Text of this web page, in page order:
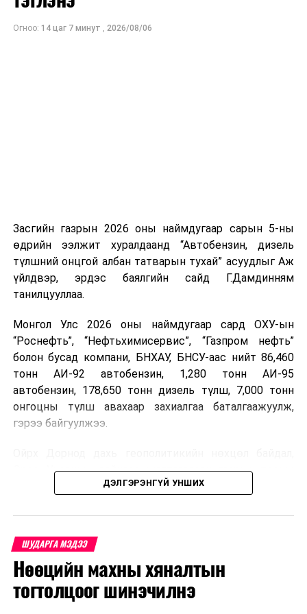
Ухаалаг камерын системийг найман чиглэлээр
ашиглаж байна
Огноо: 14 цаг 7 минут , 2026/08/06
Засгийн газрын 2026 оны наймдугаар сарын 5-ны
өдрийн ээлжит хуралдаанд “Автобензин, дизель
түлшний онцгой албан татварын тухай” асуудлыг Аж
үйлдвэр, эрдэс баялгийн сайд Г.Дамдинням
танилцууллаа.
Монгол Улс 2026 оны наймдугаар сард ОХУ-ын
“Роснефть”, “Нефтьхимисервис”, “Газпром нефть”
болон бусад компани, БНХАУ, БНСУ-аас нийт 86,460
тонн АИ-92 автобензин, 1,280 тонн АИ-95
автобензин, 178,650 тонн дизель түлш, 7,000 тонн
онгоцны түлш авахаар захиалгаа баталгаажуулж,
гэрээ байгуулжээ.
Орос, Украины дайнаас шалтгаалсан газрын тосны
үнийн өсөлт дэлхийн зах зээлд буураагүй байна.
дахин өсөж, ОХУ болон бусад эх үүсвэрээс худалдан
авах шатахууны үнэ 1,200-2,000 ам.долларт хүрчээ.
Иймд дотоодын зах зээл дэх үнийн өсөлтийг
сааруулахын тулд гаалийн болон онцгой албан
татварыг тэглэх шаардлага үүссэнийг салбарын сайд
ДЭЛГЭРЭНГҮЙ УНШИХ
ШУДАРГА МЭДЭЭ
Нөөцийн махны хяналтын
тогтолцоог шинэчилнэ